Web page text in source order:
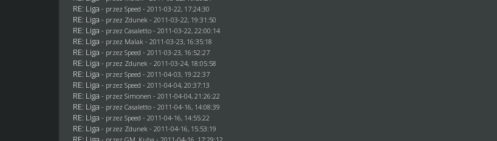
RE: Liga - przezSpeed - 2011-03-22, 17:24:30
RE: Liga - przez Zdunek - 2011-03-22, 19:31:50
RE: Liga - przezCasaletto - 2011-03-22, 22:00:14
RE: Liga - przez Malak - 2011-03-23, 16:35:18
RE: Liga - przezSpeed - 2011-03-23, 16:52:27
RE: Liga - przez Zdunek - 2011-03-24, 18:05:58
RE: Liga - przezSpeed - 2011-04-03, 19:22:37
RE: Liga - przezSpeed - 2011-04-04, 20:37:13
RE: Liga - przezSimonen - 2011-04-04, 21:26:22
RE: Liga - przezCasaletto - 2011-04-16, 14:08:39
RE: Liga - przezSpeed - 2011-04-16, 14:55:22
RE: Liga - przez Zdunek - 2011-04-16, 15:53:19